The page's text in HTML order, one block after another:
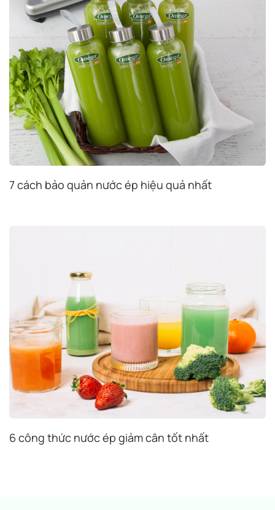
7 cách bảo quản nước ép hiệu quả nhất
6 công thức nước ép giảm cân tốt nhất